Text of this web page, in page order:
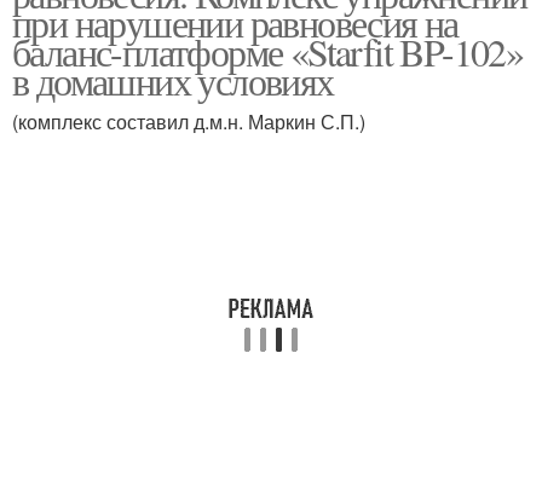
при нарушении равновесия на
баланс-платформе «Starfit BP-102»
в домашних условиях
(комплекс составил д.м.н. Маркин С.П.)